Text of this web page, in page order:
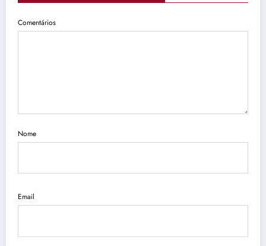
Comentários
Nome
Email